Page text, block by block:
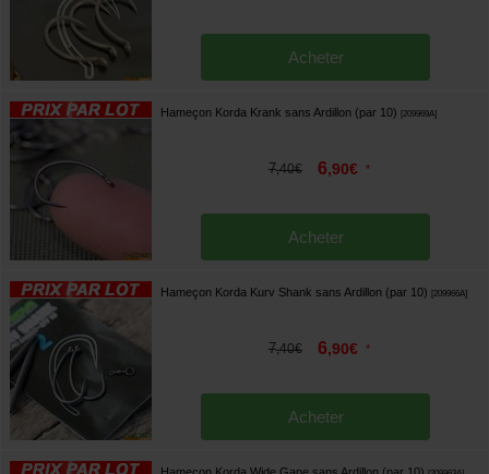
Acheter
Hameçon Korda Krank sans Ardillon (par 10) 209969A]
7,40€ 6,90€ *
Acheter
Hameçon Korda Kurv Shank sans Ardillon (par 10) 209966A]
7,40€ 6,90€ *
Acheter